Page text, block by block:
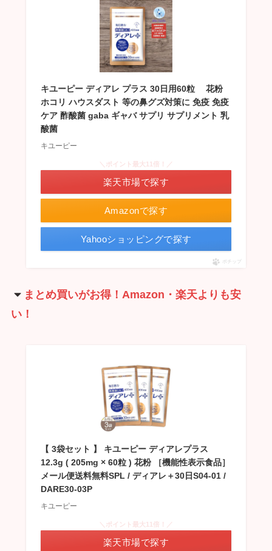
キユーピー ディアレ プラス 30日用60粒 花粉
ホコリ ハウスダスト 等の鼻グズ対策に 免疫 免疫
ケア 酢酸菌 gaba ギャバ サプリ サプリメント 乳
酸菌
キユーピー
Amazonで探す
＼ポイント最大11倍！／
楽天市場で探す
Yahooショッピングで探す
ポチップ
まとめ買いがお得！Amazon・楽天よりも安
い！
【 3袋セット 】 キユーピー ディアレプラス
12.3g ( 205mg × 60粒 ) 花粉 ［機能性表示食品］
メール便送料無料SPL / ディアレ＋30日S04-01 /
DARE30-03P
キユーピー
＼ポイント最大11倍！／
楽天市場で探す